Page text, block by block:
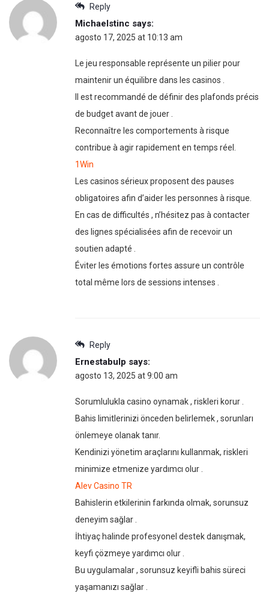
Reply
Michaelstinc says:
agosto 17, 2025 at 10:13 am
Le jeu responsable représente un pilier pour
maintenir un équilibre dans les casinos .
Il est recommandé de définir des plafonds précis
de budget avant de jouer .
Reconnaître les comportements à risque
contribue à agir rapidement en temps réel.
1Win
Les casinos sérieux proposent des pauses
obligatoires afin d’aider les personnes à risque.
En cas de difficultés , n’hésitez pas à contacter
des lignes spécialisées afin de recevoir un
soutien adapté .
Éviter les émotions fortes assure un contrôle
total même lors de sessions intenses .
Reply
Ernestabulp says:
agosto 13, 2025 at 9:00 am
Sorumlulukla casino oynamak , riskleri korur .
Bahis limitlerinizi önceden belirlemek , sorunları
önlemeye olanak tanır.
Kendinizi yönetim araçlarını kullanmak, riskleri
minimize etmenize yardımcı olur .
Alev Casino TR
Bahislerin etkilerinin farkında olmak, sorunsuz
deneyim sağlar .
İhtiyaç halinde profesyonel destek danışmak,
keyfi çözmeye yardımcı olur .
Bu uygulamalar , sorunsuz keyifli bahis süreci
yaşamanızı sağlar .